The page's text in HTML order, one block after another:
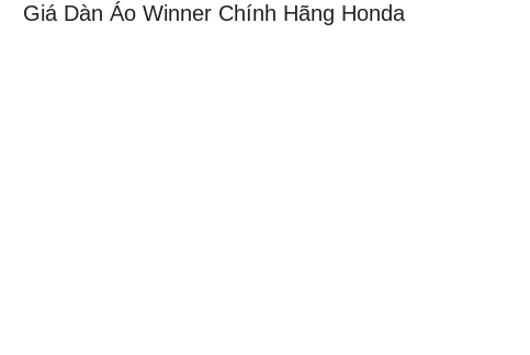
Giá Dàn Áo Winner Chính Hãng Honda